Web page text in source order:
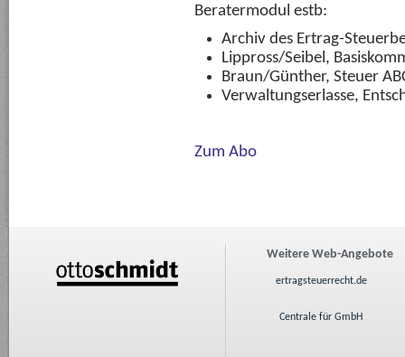
Beratermodul estb:
Archiv des Ertrag-
Lippross/Seibel,
Braun/Günther, Steuer
Verwaltungserlasse,
Zum Abo
Weitere Web-Angebote
ertragsteuerrecht.de
Centrale für GmbH